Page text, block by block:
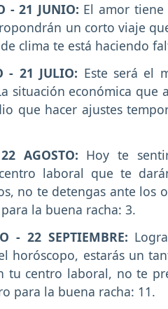
- 21 JUNIO: El amor tiene
un corto viaje
clima te está haciendo
- 21 JULIO: Este será el
situación económica que
que hacer ajustes
AGOSTO: Hoy te
laboral que te
no te detengas ante los
la buena racha: 3.
- 22 SEPTIEMBRE:
horóscopo, estarás un
tu centro laboral, no te
para la buena racha: 11.